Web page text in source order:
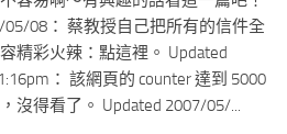
05/08： 蔡教授自己把所有的信件全
精彩火辣：點這裡。 Updated
： 該網頁的 counter 達到 5000
沒得看了。 Updated 2007/05/...